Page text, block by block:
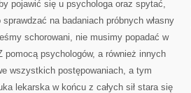
pojawić się u psychologa oraz spytać,
na badaniach próbnych własny
schorowani, nie musimy popadać w
pomocą psychologów, a również innych
wszystkich postępowaniach, a tym
lekarska w końcu z całych sił stara się